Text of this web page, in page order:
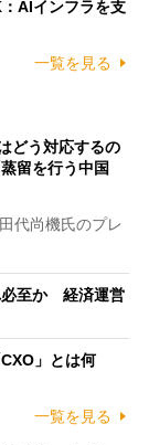
AIインフラを支
一覧を見る
どう対応するの
留を行う中国
代尚機氏のプレ
必至か 経済運営
」とは何
一覧を見る